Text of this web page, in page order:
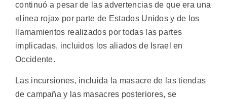
continuó a pesar de las advertencias de que era una
«línea roja» por parte de Estados Unidos y de los
llamamientos realizados por todas las partes
implicadas, incluidos los aliados de Israel en
Occidente.
Las incursiones, incluida la masacre de las tiendas
de campaña y las masacres posteriores, se